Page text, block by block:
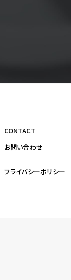
CONTACT
お問い合わせ
プライバシーポリシー